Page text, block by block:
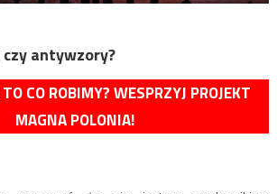
antywzory?
CO ROBIMY? WESPRZYJ PROJEKT
MAGNA POLONIA!